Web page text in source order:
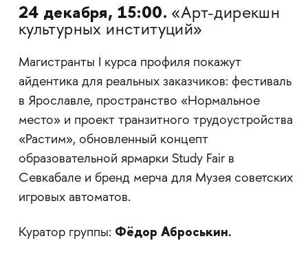
24 декабря, 15:00. «Арт-дирекшн
культурных институций»
Магистранты I курса профиля покажут
айдентика для реальных заказчиков: фестиваль
в Ярославле, пространство «Нормальное
место» и проект транзитного трудоустройства
«Растим», обновленный концепт
образовательной ярмарки Study Fair в
Севкабале и бренд мерча для Музея советских
игровых автоматов.
Куратор группы: Фёдор Аброськин.